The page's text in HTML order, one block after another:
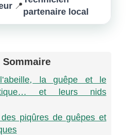
📍
partenaire local
Sommaire
la guêpe et le
et leurs nids
piqûres de guêpes et